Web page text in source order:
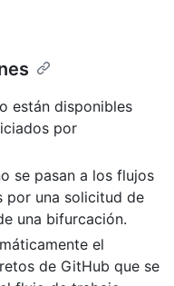
están disponibles
por
se pasan a los flujos
por una solicitud de
una bifurcación.
el
de GitHub que se